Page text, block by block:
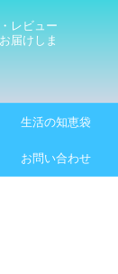
レビュー
届けしま
生活の知恵袋
お問い合わせ